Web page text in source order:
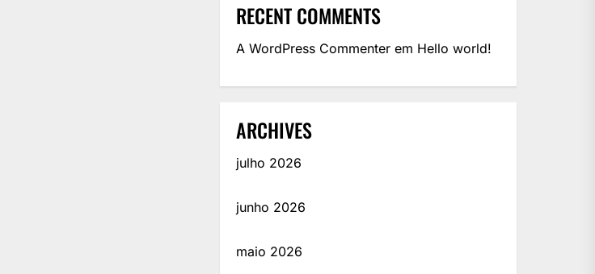
RECENT COMMENTS
A WordPress Commenter em Hello world!
ARCHIVES
julho 2026
junho 2026
maio 2026